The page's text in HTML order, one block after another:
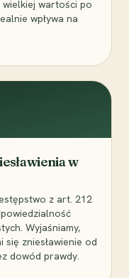
wartości po
wpływa na
w
z art. 212
Wyjaśniamy,
zniesławienie od
dowód prawdy.